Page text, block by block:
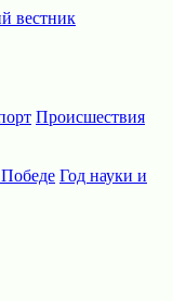
Происшествия
Год науки и